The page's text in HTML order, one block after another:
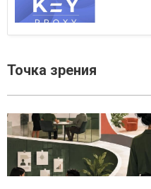
Точка зрения